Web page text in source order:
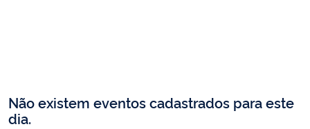
Não existem eventos cadastrados para este
dia.